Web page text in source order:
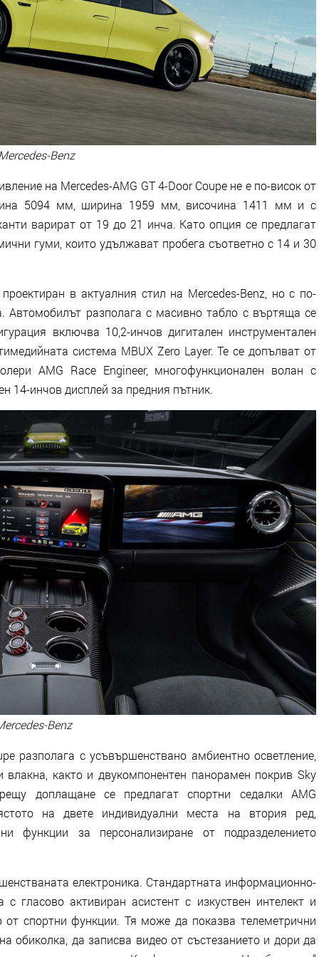
Benz
на Mercedes-AMG GT 4-Door Coupe не е по-висок от
5094 мм, ширина 1959 мм, височина 1411 мм и с
варират от 19 до 21 инча. Като опция се предлагат
гуми, които удължават пробега съответно с 14 и 30
в актуалния стил на Mercedes-Benz, но с по-
Автомобилът разполага с масивно табло с въртяща се
включва 10,2-инчов дигитален инструментален
система MBUX Zero Layer. Те се допълват от
AMG Race Engineer, многофункционален волан с
14-инчов дисплей за предния пътник.
Benz
разполага с усъвършенствано амбиентно осветление,
както и двукомпонентен панорамен покрив Sky
доплащане се предлагат спортни седалки AMG
на двете индивидуални места на втория ред,
функции за персонализиране от подразделението
електроника. Стандартната информационно-
с гласово активиран асистент с изкуствен интелект и
спортни функции. Тя може да показва телеметрични
обиколка, да записва видео от състезанието и дори да